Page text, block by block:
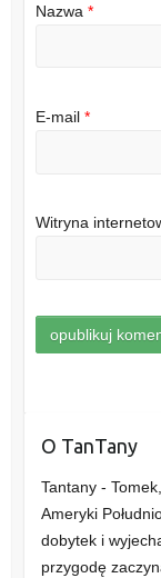
Nazwa *
E-mail *
Witryna
O TanTany
Tantany -
Ameryki
dobytek i
przygodę